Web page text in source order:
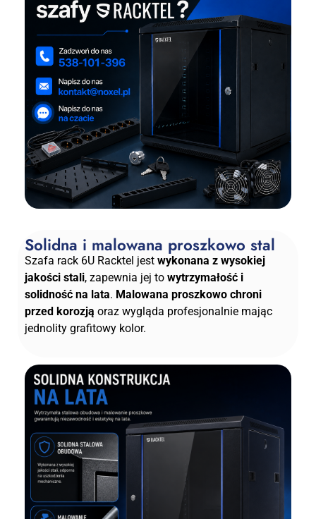
Solidna i malowana proszkowo stal
Szafa rack 6U Racktel jest wykonana z wysokiej
jakości stali, zapewnia jej to wytrzymałość i
solidność na lata. Malowana proszkowo chroni
przed korozją oraz wygląda profesjonalnie mając
jednolity grafitowy kolor.